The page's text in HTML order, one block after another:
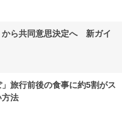
から共同意思決定へ 新ガイ
」旅行前後の食事に約5割がス
法